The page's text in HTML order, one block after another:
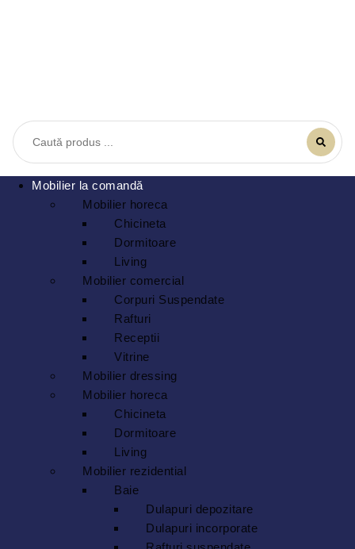
Mobilier la comandă
Mobilier horeca
Chicineta
Dormitoare
Living
Mobilier comercial
Corpuri Suspendate
Rafturi
Receptii
Vitrine
Mobilier dressing
Mobilier horeca
Chicineta
Dormitoare
Living
Mobilier rezidential
Baie
Dulapuri depozitare
Dulapuri incorporate